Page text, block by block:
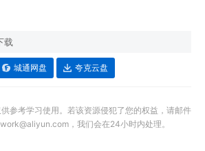
载
城通网盘 夸克云盘
参考学习使用。若该资源侵犯了您的权益，请邮件
，我们会在24小时内处理。